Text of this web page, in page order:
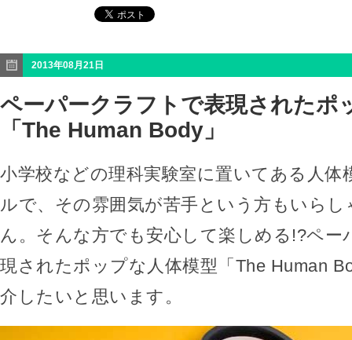
2013年08月21日
ペーパークラフトで表現されたポ
「The Human Body」
小学校などの理科実験室に置いてある人体
ルで、その雰囲気が苦手という方もいら
ん。そんな方でも安心して楽しめる!?ペー
現されたポップな人体模型「The Human
介したいと思います。